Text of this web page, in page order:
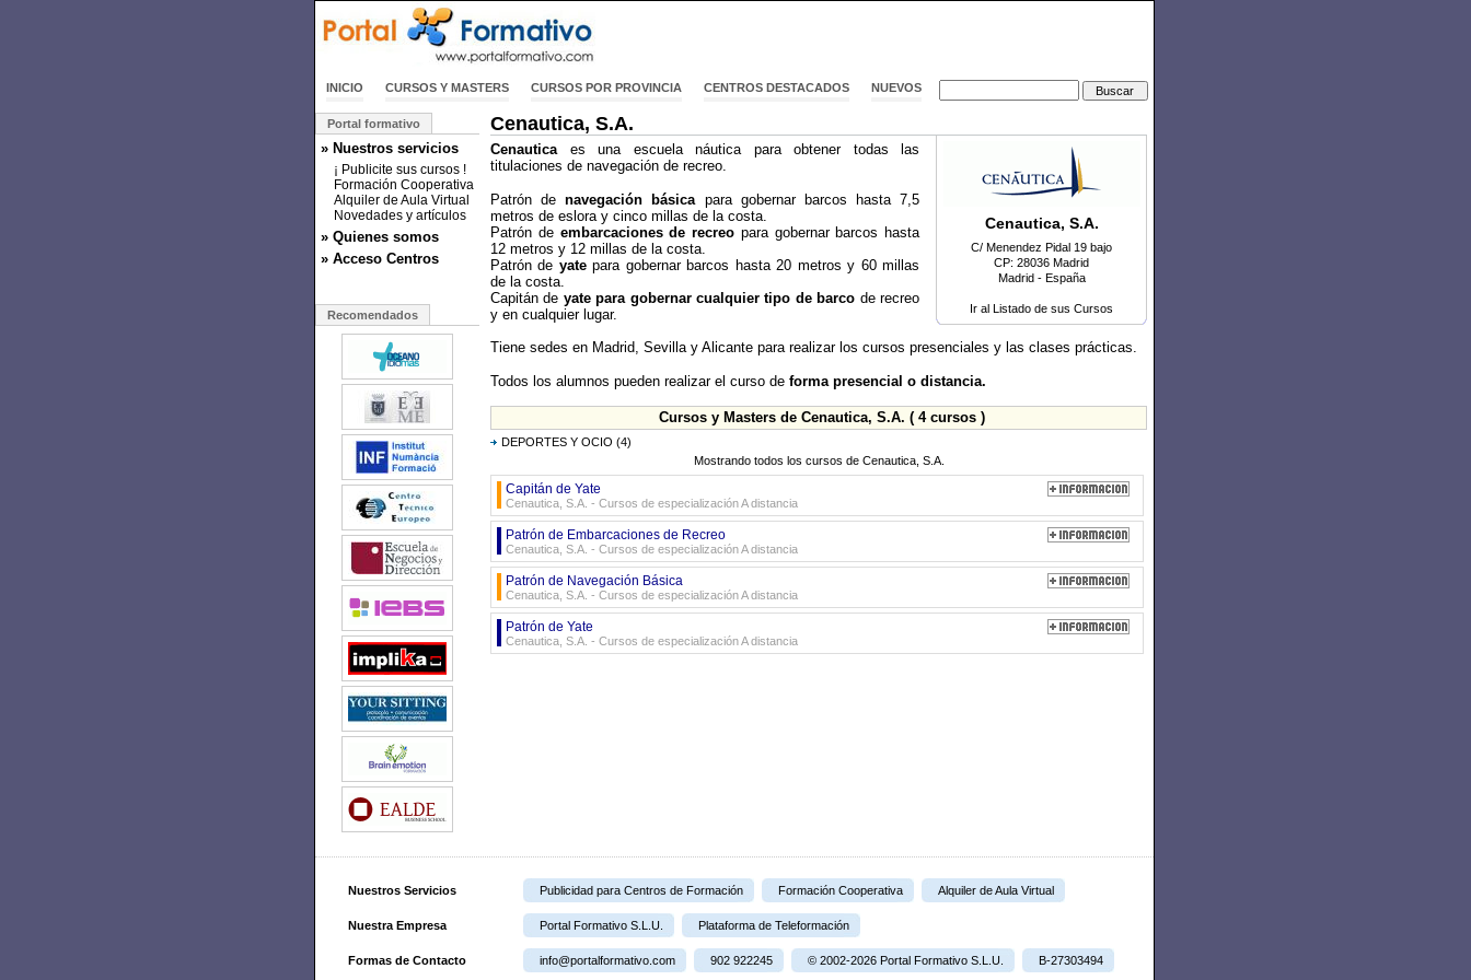
INICIO CURSOS Y MASTERS CURSOS POR PROVINCIA CENTROS DESTACADOS NUEVOS
Portal formativo
» Nuestros servicios
¡ Publicite sus cursos !
Formación Cooperativa
Alquiler de Aula Virtual
Novedades y artículos
» Quienes somos
» Acceso Centros
Recomendados
Cenautica, S.A.
Cenautica, S.A.
C/ Menendez Pidal 19 bajo
CP: 28036 Madrid
Madrid - España
Ir al Listado de sus Cursos
Cenauticaes una escuela náutica para obtener todas las
titulaciones de navegación de recreo.
Patrón denavegación básica para gobernar barcos hasta 7,5
metros de eslora y cinco millas de la costa.
Patrón de embarcaciones de recreo para gobernar barcos hasta
12 metros y 12 millas de la costa.
Patrón de yatepara gobernar barcos hasta 20 metros y 60 millas
de la costa.
Capitán de yate para gobernar cualquier tipo de barco de recreo
y en cualquier lugar.
Tiene sedes en Madrid, Sevilla y Alicante para realizar los cursos presenciales y las clases prácticas.
Todos los alumnos pueden realizar el curso de forma presencial o distancia.
Cursos y Masters de Cenautica, S.A. ( 4 cursos )
DEPORTES Y OCIO (4)
Mostrando todos los cursos de Cenautica, S.A.
Capitán de Yate
Cenautica, S.A. - Cursos de especialización A distancia
Patrón de Embarcaciones de Recreo
Cenautica, S.A. - Cursos de especialización A distancia
Patrón de Navegación Básica
Cenautica, S.A. - Cursos de especialización A distancia
Patrón de Yate
Cenautica, S.A. - Cursos de especialización A distancia
Nuestros Servicios Publicidad para Centros de Formación Formación Cooperativa Alquiler de Aula Virtual
Nuestra Empresa Portal Formativo S.L.U. Plataforma de Teleformación
Formas de Contacto info@portalformativo.com 902 922245 © 2002-2026 Portal Formativo S.L.U. B-27303494